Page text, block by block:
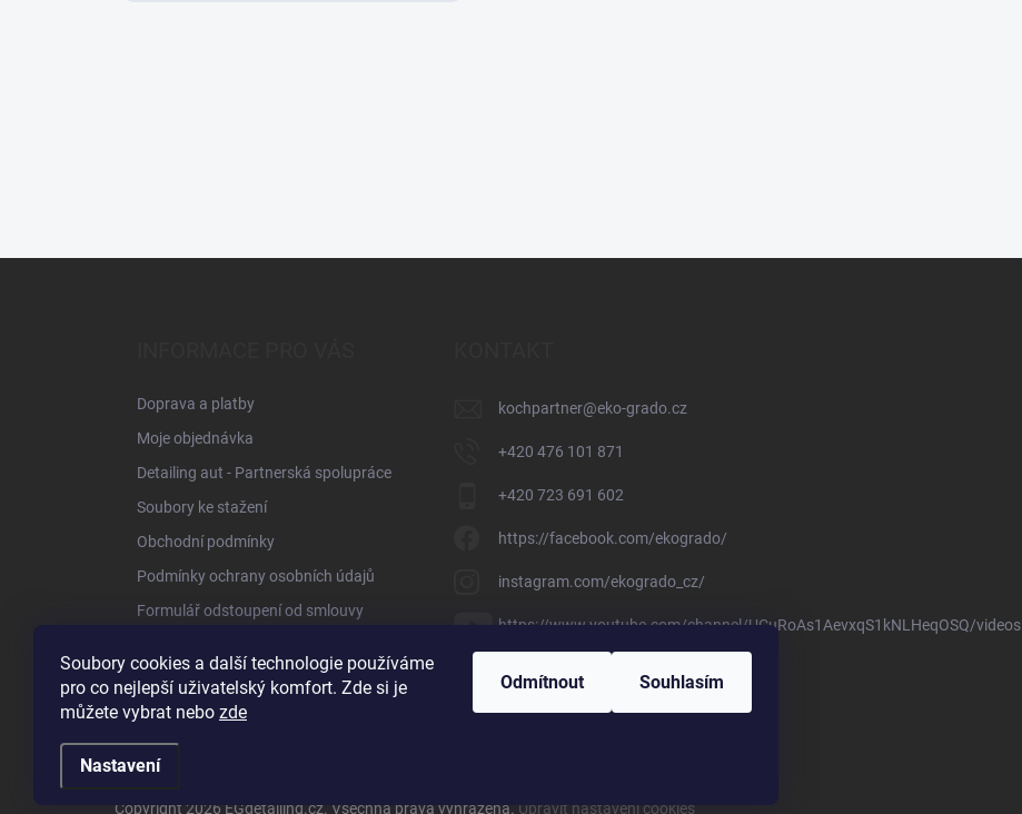
Soubory cookies a další technologie používáme
pro co nejlepší uživatelský komfort. Zde si je
můžete vybrat nebo zde
Nastavení
Odmítnout Souhlasím
Doprava a platby
Moje objednávka
Detailing aut - Partnerská spolupráce
Soubory ke stažení
Obchodní podmínky
Podmínky ochrany osobních údajů
Formulář odstoupení od smlouvy
Obchodní zástupci
Kontakty
kochpartner@eko-grado.cz
+420 476 101 871
+420 723 691 602
https://facebook.com/ekogrado/
instagram.com/ekogrado_cz/
https://www.youtube.com/channel/UCuRoAs1AevxqS1kNLHeqOSQ/videos
Copyright 2026 EGdetailing.cz. Všechna práva vyhrazena. Upravit nastavení cookies